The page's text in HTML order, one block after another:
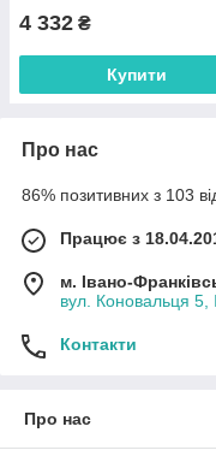
4 332 ₴
Купити
Про нас
86% позитивних з 103
Працює з
м. Івано-
вул. Коновальця 5,
Контакти
Про нас